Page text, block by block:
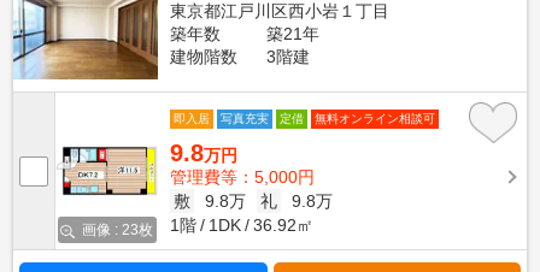
東京都江戸川区西小岩１丁目
築年数
築21年
建物階数
3階建
画像 : 23枚
即入居 写真充実 定借 無料オンライン相談可
9.8万円
管理費等：5,000円
敷
9.8万 礼
9.8万
1階
1DK 36.92㎡